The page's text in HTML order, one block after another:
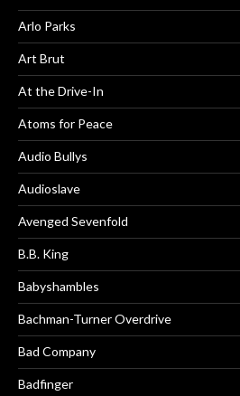
Arlo Parks
Art Brut
At the Drive-In
Atoms for Peace
Audio Bullys
Audioslave
Avenged Sevenfold
B.B. King
Babyshambles
Bachman-Turner Overdrive
Bad Company
Badfinger